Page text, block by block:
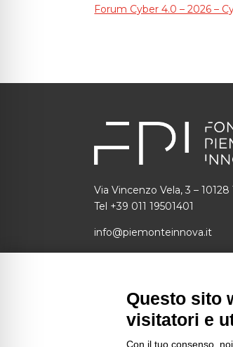
Forum Cyber 4.0 – 2026 –
Via Vincenzo Vela, 3 – 10128
Tel +39 011 19501401
info@piemonteinnova.it
Questo sito
visitatori e
Con il tuo consenso,